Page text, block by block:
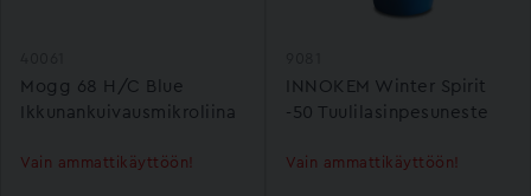
Mogg 68 H/C Blue
Ikkunankuivausmikroliina
Vain ammattikäyttöön!
INNOKEM Winter Spirit
-50 Tuulilasinpesuneste
Vain ammattikäyttöön!